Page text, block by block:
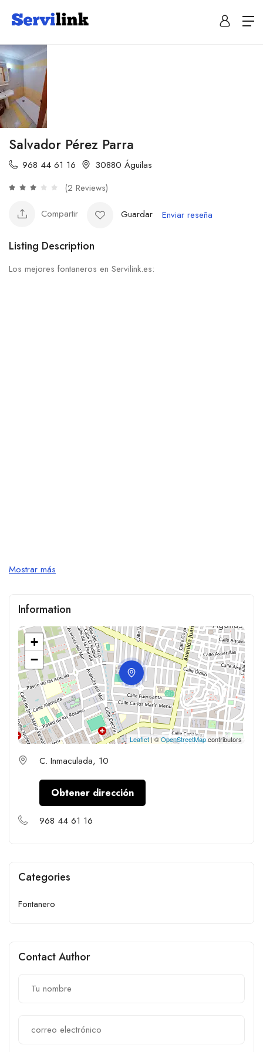
Salvador Pérez Parra
968 44 61 16
30880 Águilas
(2 Reviews)
Compartir Guardar Enviar reseña
Listing Description
Los mejores fontaneros en Servilink.es:
Mostrar más
Information
+
−
Leaflet| ©OpenStreetMapcontributors
C. Inmaculada, 10
Obtener dirección
968 44 61 16
Categories
Fontanero
Contact Author